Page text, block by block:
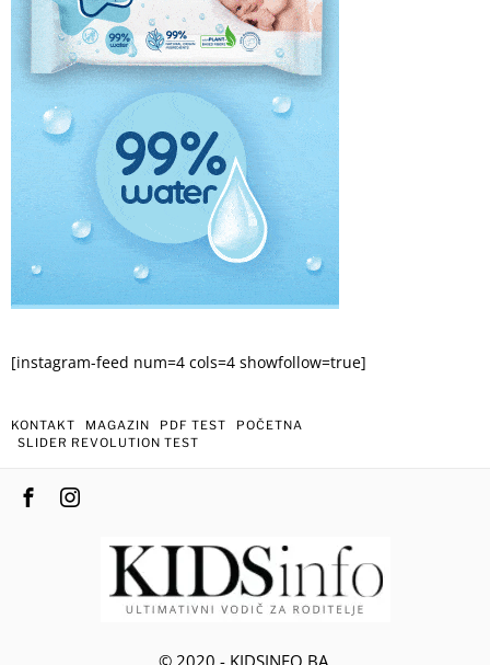
[instagram-feed num=4 cols=4 showfollow=true]
KONTAKT MAGAZIN PDF TEST
POČETNA
SLIDER REVOLUTION TEST
© 2020 - KIDSINFO.BA.